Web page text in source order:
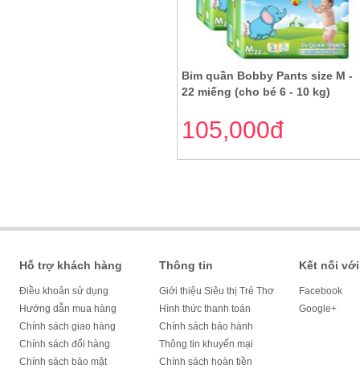
Bỉm quần Bobby Pants size M -
22 miếng (cho bé 6 - 10 kg)
105,000đ
Hỗ trợ khách hàng
Điều khoản sử dụng
Hướng dẫn mua hàng
Chính sách giao hàng
Chính sách đổi hàng
Chính sách bảo mật
Thông tin
Giới thiệu Siêu thị Trẻ Thơ
Hình thức thanh toán
Chính sách bảo hành
Thông tin khuyến mại
Chính sách hoàn tiền
Kết nối
Facebook
Google+